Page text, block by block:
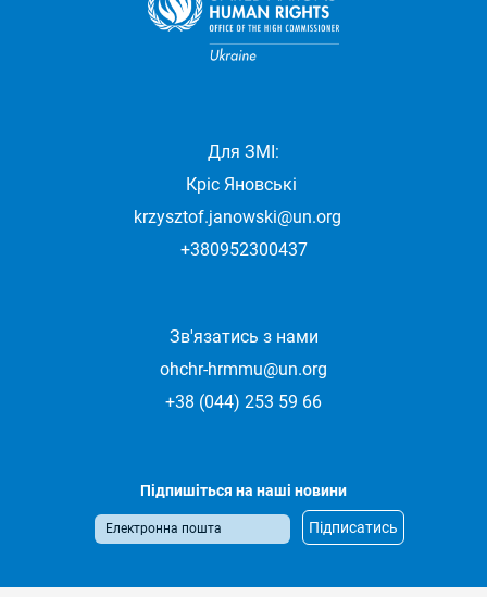
Для ЗМІ:
Кріс Яновські
krzysztof.janowski@un.org
+380952300437
Зв'язатись з нами
ohchr-hrmmu@un.org
+38 (044) 253 59 66
Підпишіться на наші новини